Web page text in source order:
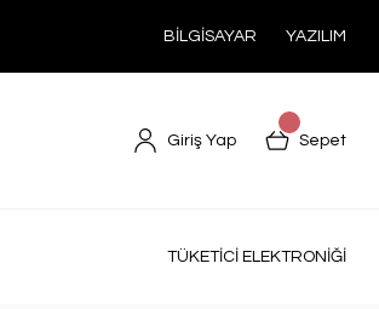
BİLGİSAYAR YAZILIM
Giriş Yap Sepet
TÜKETİCİ ELEKTRONİĞİ